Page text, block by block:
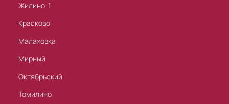
Жилино-1
Красково
Малаховка
Мирный
Октябрьский
Томилино